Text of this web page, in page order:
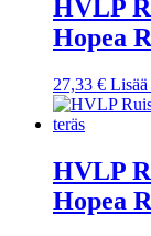
HVLP
Hopea
27,33 €
HVLP
Hopea